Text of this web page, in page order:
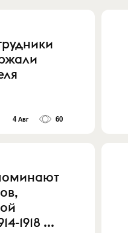
4 Авг 60
1918 ...